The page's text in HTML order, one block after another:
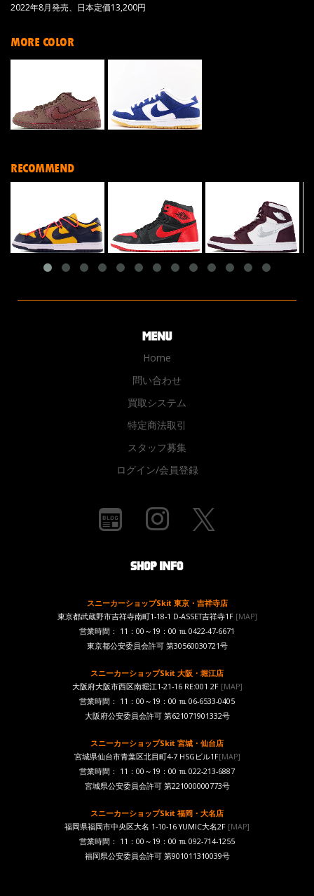
2022年8月発売、日本定価13,200円
MORE COLOR
RECOMMEND
Home
問い合わせ
買取システム
特定商法取引
スタッフ募集
ログイン/会員登録
スニーカーショップSkit 東京・吉祥寺店
東京都武蔵野市吉祥寺南町1-18-1 D-ASSET吉祥寺1F [MAP]
営業時間： 11：00～19：00 ℡ 0422-47-6671
東京都公安委員会許可 第30560030721号
スニーカーショップSkit 大阪・堀江店
大阪府大阪市西区南堀江1-21-16 RE:001 2F[MAP]
営業時間： 11：00～19：00 ℡ 06-6533-0405
大阪府公安委員会許可 第621071901332号
スニーカーショップSkit 宮城・仙台店
宮城県仙台市青葉区北目町4-7 HSGビル1F[MAP]
営業時間： 11：00～19：00 ℡ 022-213-6887
宮城県公安委員会許可 第221000000773号
スニーカーショップSkit 福岡・大名店
福岡県福岡市中央区大名 1-10-16 YUMIC大名2F [MAP]
営業時間： 11：00～19：00 ℡ 092-714-1255
福岡県公安委員会許可 第901011310039号